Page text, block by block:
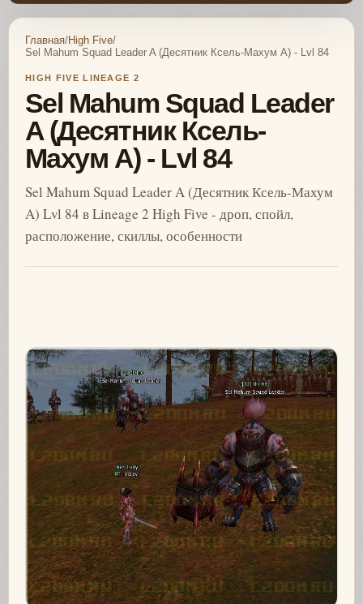
Главная/High Five/
Sel Mahum Squad Leader A (Десятник Ксель-Махум A) - Lvl 84
HIGH FIVE LINEAGE 2
Sel Mahum Squad Leader
A (Десятник Ксель-
Махум A) - Lvl 84
Sel Mahum Squad Leader A (Десятник Ксель-Махум
A) Lvl 84 в Lineage 2 High Five - дроп, спойл,
расположение, скиллы, особенности